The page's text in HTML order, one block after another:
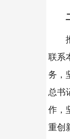
联系
务，
总书
作，
重创